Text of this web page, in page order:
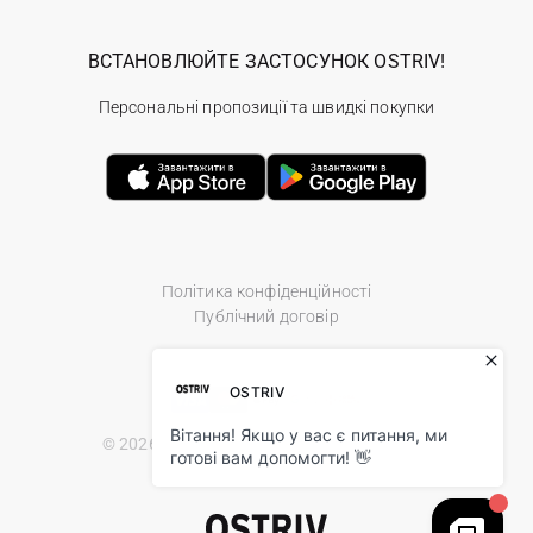
Політика конфіденційності
Публічний договір
© 2026 Ostriv.ua Store. All Rights Reserved.
ВСТАНОВЛЮЙТЕ ЗАСТОСУНОК OSTRIV!
Персональні пропозиції та швидкі покупки